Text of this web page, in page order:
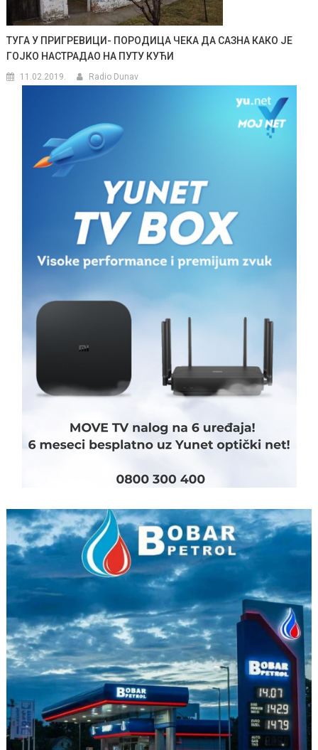
ТУГА У ПРИГРЕВИЦИ- ПОРОДИЦА ЧЕКА ДА САЗНА КАКО ЈЕ
ГОЈКО НАСТРАДАО НА ПУТУ КУЋИ
11.02.2019. Radio Dunav